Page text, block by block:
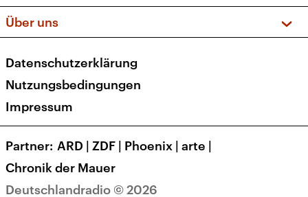
Apps
Newsletter
Veranstaltungen
Social Media
Über uns
Presse
Karriere
Transparenz
Deutschlandradio © 2026
Datenschutzerklärung
Nutzungsbedingungen
Impressum
Partner ARD | ZDF | Phoenix | arte |
Chronik der Mauer